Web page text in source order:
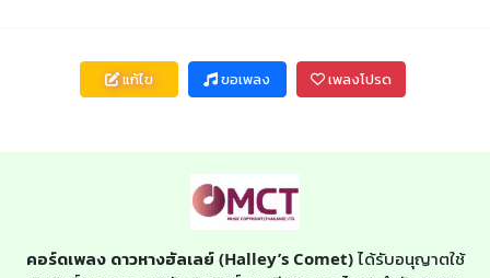
แก้ไข ขอเพลง เพลงโปรด
คอร์ดเพลง ดาวหางฮัลเลย์ (Halley’s Comet)ได้รับอนุญาตใช้